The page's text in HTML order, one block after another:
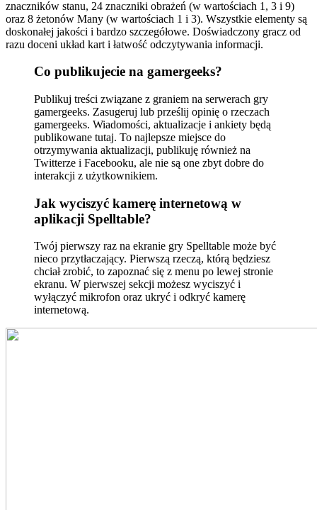
znaczników stanu, 24 znaczniki obrażeń (w wartościach 1, 3 i 9)
oraz 8 żetonów Many (w wartościach 1 i 3). Wszystkie elementy są
doskonałej jakości i bardzo szczegółowe. Doświadczony gracz od
razu doceni układ kart i łatwość odczytywania informacji.
Co publikujecie na gamergeeks?
Publikuj treści związane z graniem na serwerach gry
gamergeeks. Zasugeruj lub prześlij opinię o rzeczach
gamergeeks. Wiadomości, aktualizacje i ankiety będą
publikowane tutaj. To najlepsze miejsce do
otrzymywania aktualizacji, publikuję również na
Twitterze i Facebooku, ale nie są one zbyt dobre do
interakcji z użytkownikiem.
Jak wyciszyć kamerę internetową w
aplikacji Spelltable?
Twój pierwszy raz na ekranie gry Spelltable może być
nieco przytłaczający. Pierwszą rzeczą, którą będziesz
chciał zrobić, to zapoznać się z menu po lewej stronie
ekranu. W pierwszej sekcji możesz wyciszyć i
wyłączyć mikrofon oraz ukryć i odkryć kamerę
internetową.